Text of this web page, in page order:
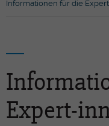
Informationen für die
Expert-